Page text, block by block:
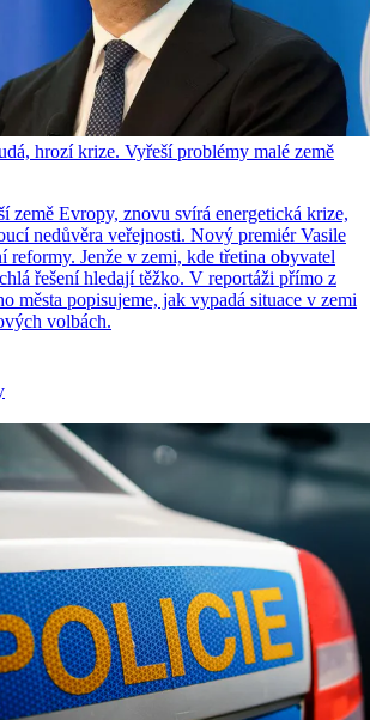
hrozí krize. Vyřeší problémy malé země
země Evropy, znovu svírá energetická krize,
nedůvěra veřejnosti. Nový premiér Vasile
reformy. Jenže v zemi, kde třetina obyvatel
řešení hledají těžko. V reportáži přímo z
města popisujeme, jak vypadá situace v zemi
volbách.